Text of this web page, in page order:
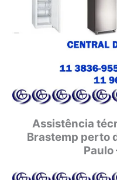
Assistência
Brastemp perto
Paulo